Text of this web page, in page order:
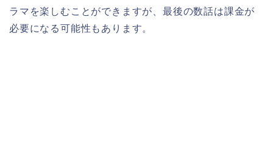
ラマを楽しむことができますが、最後の数話は課金が
必要になる可能性もあります。